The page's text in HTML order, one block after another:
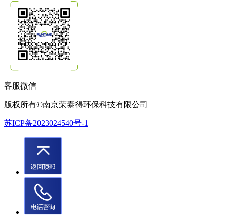
客服微信
版权所有©南京荣泰得环保科技有限公司
苏ICP备2023024540号-1